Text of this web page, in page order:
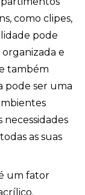
como clipes,
pode
e
também
pode ser uma
necessidades
as suas
um fator